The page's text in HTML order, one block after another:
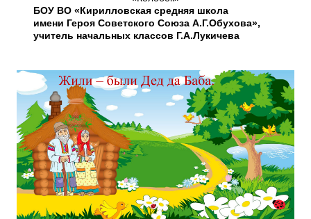
БОУ ВО «Кирилловская средняя школа
имени Героя Советского Союза А.Г.Обухова»,
учитель начальных классов Г.А.Лукичева